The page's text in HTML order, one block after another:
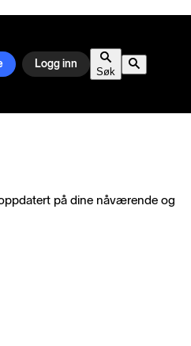
Logg inn
Søk
på dine nåværende og